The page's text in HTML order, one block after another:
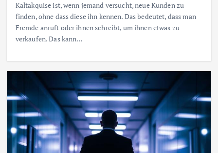
Kaltakquise ist, wenn jemand versucht, neue Kunden zu
finden, ohne dass diese ihn kennen. Das bedeutet, dass man
Fremde anruft oder ihnen schreibt, um ihnen etwas zu
verkaufen. Das kann…